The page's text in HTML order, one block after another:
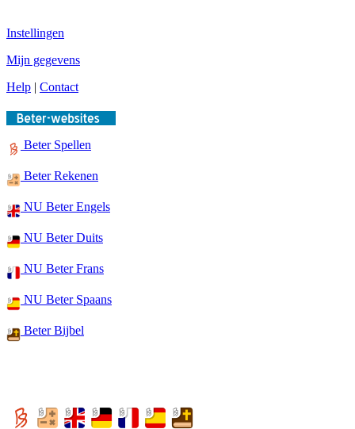
Instellingen
Mijn gegevens
Help | Contact
Beter Spellen
Beter Rekenen
NU Beter Engels
NU Beter Duits
NU Beter Frans
NU Beter Spaans
Beter Bijbel